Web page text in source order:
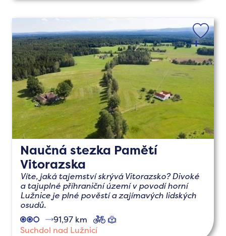
Naučná stezka Pamětí
Vitorazska
Víte, jaká tajemství skrývá Vitorazsko? Divoké
a tajuplné příhraniční území v povodí horní
Lužnice je plné pověstí a zajímavých lidských
osudů.
91,97 km
cyklo
Suchdol nad Lužnicí